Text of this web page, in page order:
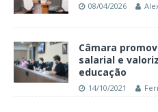
08/04/2026
Câmara
salarial e
educação
14/10/2021